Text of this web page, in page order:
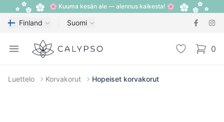
🌸 Kuuma kesän ale — alennus kaikesta! 🌸
Finland Suomi
Open menu
Calypso Toivelista 0
items
Luettelo Korvakorut Hopeiset korvakorut